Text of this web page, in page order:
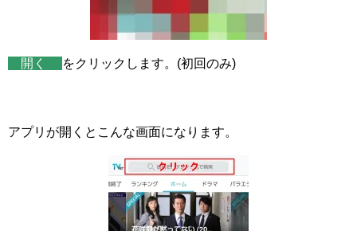
開く をクリックします。(初回のみ)
アプリが開くとこんな画面になります。